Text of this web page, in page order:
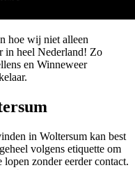
hoe wij niet alleen
in heel Nederland! Zo
en Winneweer
in Woltersum kan best
volgens etiquette om
lopen zonder eerder contact.